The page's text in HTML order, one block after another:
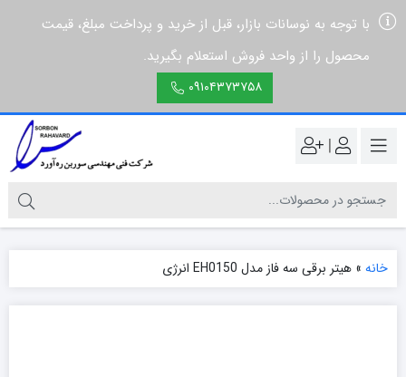
با توجه به نوسانات بازار، قبل از خرید و پرداخت مبلغ، قیمت
محصول را از واحد فروش استعلام بگیرید.
۰۹۱۰۴۳۷۳۷۵۸
|
خانه » هیتر برقی سه فاز مدل EH0150 انرژی